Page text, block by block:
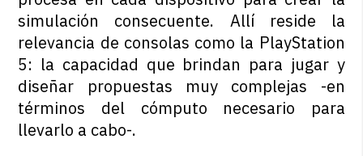
simulación consecuente. Allí reside la
relevancia de consolas como la PlayStation
5: la capacidad que brindan para jugar y
diseñar propuestas muy complejas -en
términos del cómputo necesario para
llevarlo a cabo-.